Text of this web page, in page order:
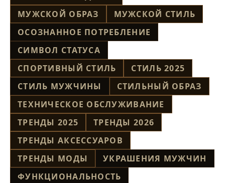
МУЖСКОЙ ОБРАЗ
МУЖСКОЙ СТИЛЬ
ОСОЗНАННОЕ ПОТРЕБЛЕНИЕ
СИМВОЛ СТАТУСА
СПОРТИВНЫЙ СТИЛЬ
СТИЛЬ 2025
СТИЛЬ МУЖЧИНЫ
СТИЛЬНЫЙ ОБРАЗ
ТЕХНИЧЕСКОЕ ОБСЛУЖИВАНИЕ
ТРЕНДЫ 2025
ТРЕНДЫ 2026
ТРЕНДЫ АКСЕССУАРОВ
ТРЕНДЫ МОДЫ
УКРАШЕНИЯ МУЖЧИН
ФУНКЦИОНАЛЬНОСТЬ